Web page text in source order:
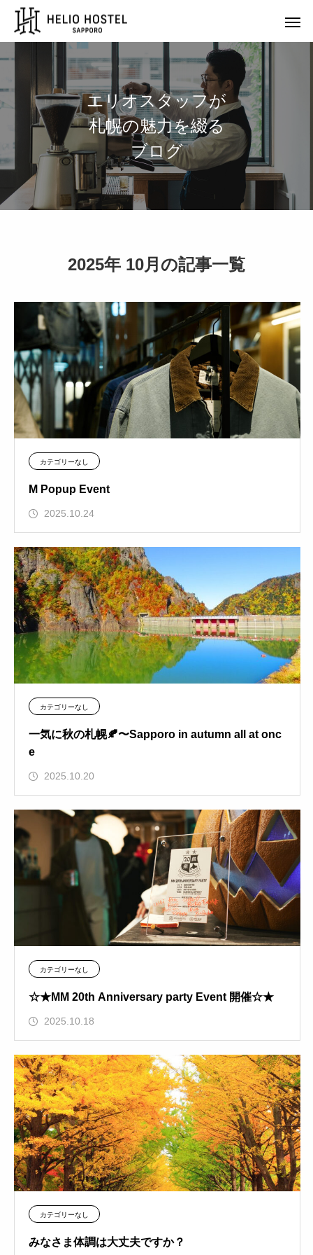
エリオスタッフが
札幌の魅力を綴る
ブログ
2025年 10月の記事一覧
カテゴリーなし
M Popup Event
2025.10.24
カテゴリーなし
一気に秋の札幌🍂〜Sapporo in autumn all at onc
e
2025.10.20
カテゴリーなし
☆★MM 20th Anniversary party Event 開催☆★
2025.10.18
カテゴリーなし
みなさま体調は大丈夫ですか？